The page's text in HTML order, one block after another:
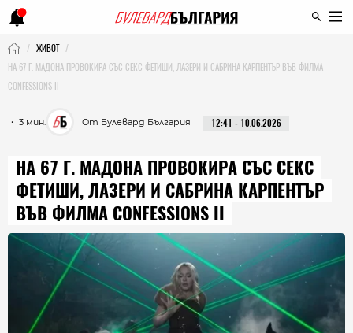
ЖИВОТ
НА 67 Г. МАДОНА ПРОВОКИРА СЪС СЕКС ФЕТИШИ, ЛАЗЕРИ И САБРИНА КАРПЕНТЪР ВЪВ ФИЛМА
CONFESSIONS II
・ 3 мин. От Булевард България 12:41 - 10.06.2026
НА 67 Г. МАДОНА ПРОВОКИРА СЪС СЕКС
ФЕТИШИ, ЛАЗЕРИ И САБРИНА КАРПЕНТЪР
ВЪВ ФИЛМА CONFESSIONS II